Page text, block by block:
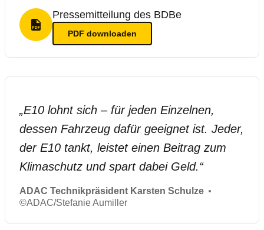
PDF Format
Pressemitteilung des BDBe
PDF downloaden
„E10 lohnt sich – für jeden Einzelnen,
dessen Fahrzeug dafür geeignet ist. Jeder,
der E10 tankt, leistet einen Beitrag zum
Klimaschutz und spart dabei Geld.“
ADAC Technikpräsident Karsten Schulze
©ADAC/Stefanie Aumiller